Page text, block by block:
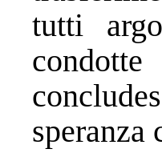
tutti
speranza